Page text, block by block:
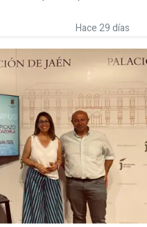
Hace 29 días